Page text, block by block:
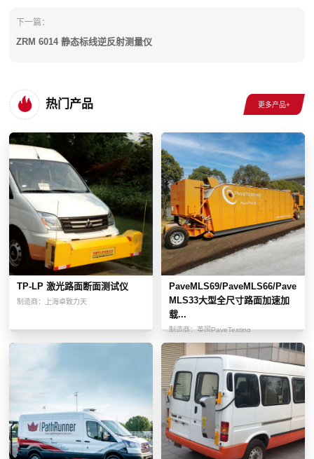
下一篇：
ZRM 6014 静态标线逆反射测量仪
热门产品
TP-LP 激光路面断面测试仪
制造商： 上海卓致力天
PaveMLS69/PaveMLS66/Pave
MLS33大型全尺寸路面加速加
载...
制造商：英国PaveTesting